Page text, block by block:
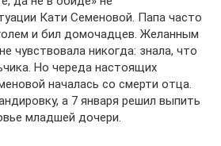
Кати Семеновой. Папа часто
и бил домочадцев. Желанным
чувствовала никогда: знала, что
Но череда настоящих
началась со смерти отца.
а 7 января решил выпить
младшей дочери.